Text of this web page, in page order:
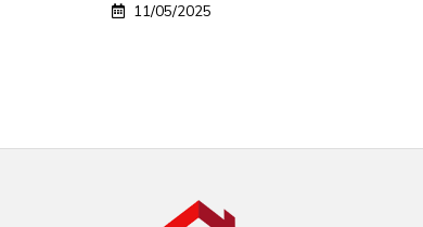
11/05/2025